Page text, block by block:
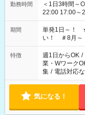
勤務時間
＜1日3時間～OK！＞ ▼ 例えば… ▼ 15:00
22:00 17:00～22:00 など こちら以外
ださい！
期間
単発1日～！
い！ ＃8月
特徴 週1日からOK /
業・Wワーク
集 / 電話対応
気になる！